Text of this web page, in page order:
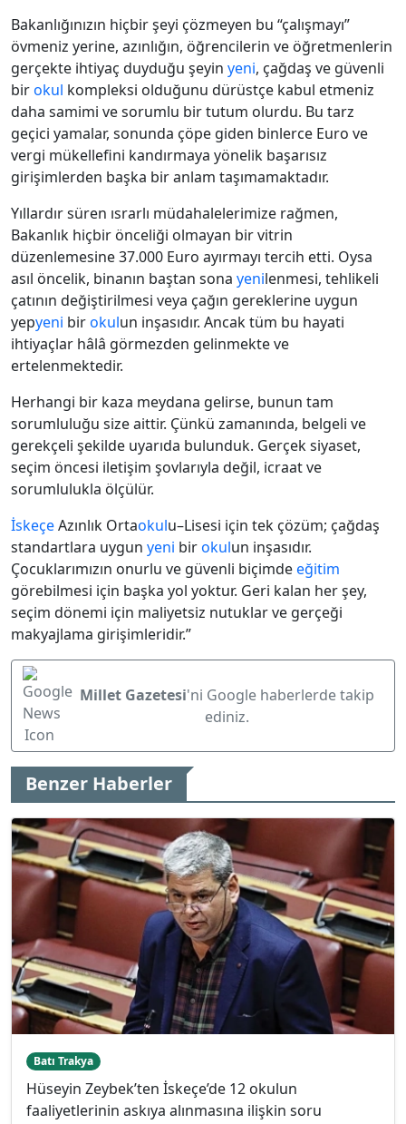
Bakanlığınızın hiçbir şeyi çözmeyen bu “çalışmayı”
övmeniz yerine, azınlığın, öğrencilerin ve öğretmenlerin
gerçekte ihtiyaç duyduğu şeyin yeni, çağdaş ve güvenli
birokul kompleksi olduğunu dürüstçe kabul etmeniz
daha samimi ve sorumlu bir tutum olurdu. Bu tarz
geçici yamalar, sonunda çöpe giden binlerce Euro ve
vergi mükellefini kandırmaya yönelik başarısız
girişimlerden başka bir anlam taşımamaktadır.
Yıllardır süren ısrarlı müdahalelerimize rağmen,
Bakanlık hiçbir önceliği olmayan bir vitrin
düzenlemesine 37.000 Euro ayırmayı tercih etti. Oysa
asıl öncelik, binanın baştan sona yenilenmesi, tehlikeli
çatının değiştirilmesi veya çağın gereklerine uygun
yepyeni birokulun inşasıdır. Ancak tüm bu hayati
ihtiyaçlar hâlâ görmezden gelinmekte ve
ertelenmektedir.
Herhangi bir kaza meydana gelirse, bunun tam
sorumluluğu size aittir. Çünkü zamanında, belgeli ve
gerekçeli şekilde uyarıda bulunduk. Gerçek siyaset,
seçim öncesi iletişim şovlarıyla değil, icraat ve
sorumlulukla ölçülür.
İskeçeAzınlık Ortaokulu–Lisesi için tek çözüm; çağdaş
standartlara uygun yeni birokulun inşasıdır.
Çocuklarımızın onurlu ve güvenli biçimdeeğitim
görebilmesi için başka yol yoktur. Geri kalan her şey,
seçim dönemi için maliyetsiz nutuklar ve gerçeği
makyajlama girişimleridir.”
Millet Gazetesi'ni Google haberlerde takip
ediniz.
Benzer Haberler
Batı Trakya
Hüseyin Zeybek’ten İskeçe’de 12 okulun
faaliyetlerinin askıya alınmasına ilişkin soru